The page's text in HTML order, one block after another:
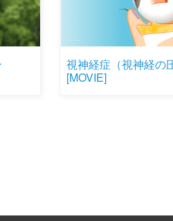
視神経症（視神経の
[MOVIE]